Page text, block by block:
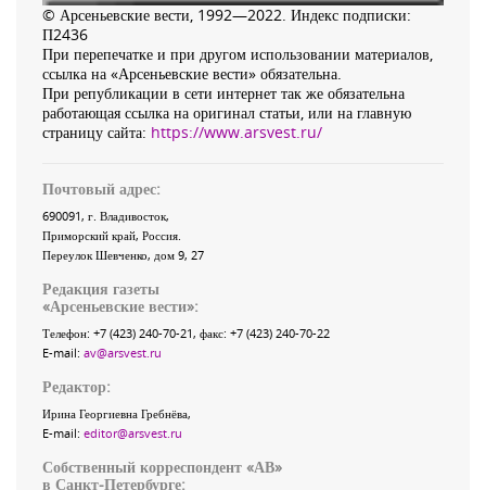
© Арсеньевские вести, 1992—2022. Индекс подписки:
П2436
При перепечатке и при другом использовании материалов,
ссылка на «Арсеньевские вести» обязательна.
При републикации в сети интернет так же обязательна
работающая ссылка на оригинал статьи, или на главную
страницу сайта: https://www.arsvest.ru/
Почтовый адрес:
690091, г. Владивосток,
Приморский край, Россия
Переулок Шевченко, дом 9, 27
Редакция газеты
«Арсеньевские вести»:
Телефон: +7 (423) 240-70-21, факс: +7 (423) 240-70-22
E-mail: av@arsvest.ru
Редактор:
Ирина Георгиевна Гребнёва,
E-mail: editor@arsvest.ru
Собственный корреспондент «АВ»
в Санкт-Петербурге: